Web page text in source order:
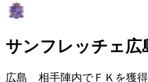
サンフレッチェ広
広島 相手陣内でＦＫを獲